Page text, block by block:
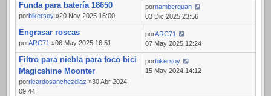
Funda para batería 18650
porbikersoy »20 Nov 2025 16:00
pornamberguan
03 Dic 2025 23:56
Engrasar roscas
porARC71 »06 May 2025 16:51
porARC71
07 May 2025 12:24
Filtro para niebla para foco bici
Magicshine Moonter
porricardosanchezdiaz »30 Abr 2024
09:44
porbikersoy
15 May 2024 14:12